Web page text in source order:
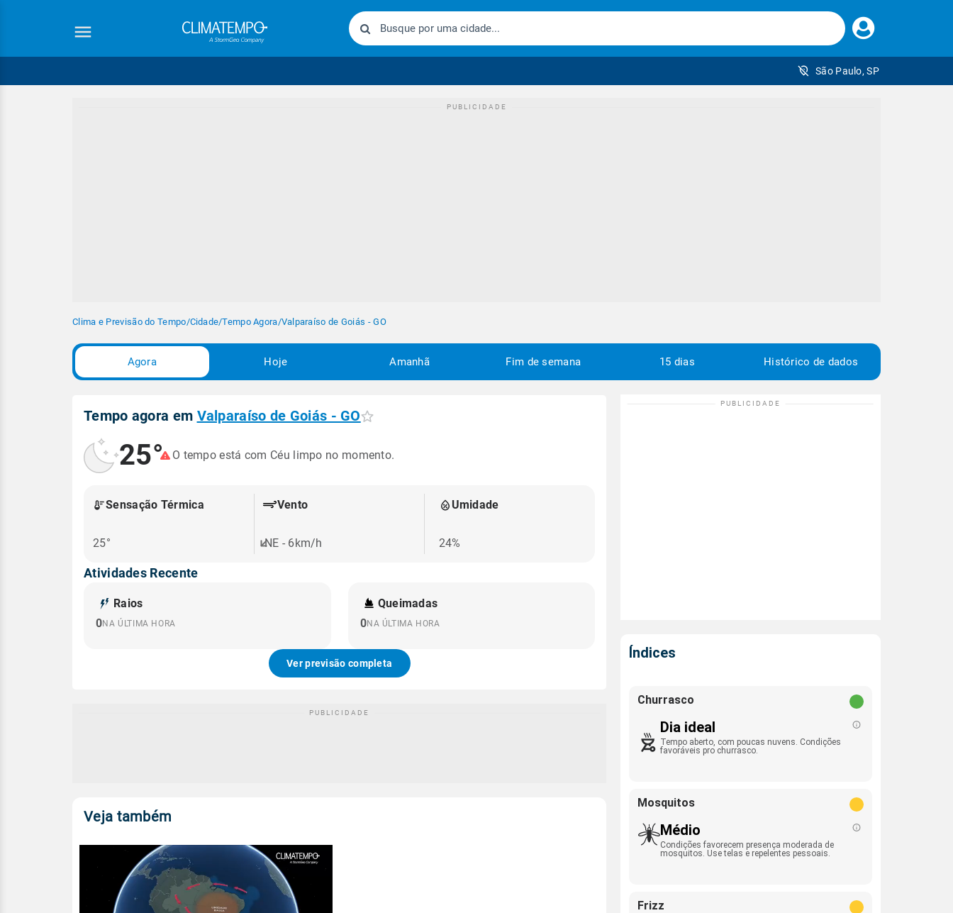
Faça
seu
São Paulo, SP
Clima e Previsão do Tempo/Cidade/Tempo Agora/Valparaíso de Goiás - GO
Agora Hoje Amanhã Fim de semana 15 dias Histórico de dados
Tempo agora em Valparaíso de Goiás - GO
25° O tempo está com Céu limpo no momento.
Sensação Térmica
25°
Vento
NE - 6km/h
Umidade
24%
Atividades Recente
Raios
0NA ÚLTIMA HORA
Queimadas
0NA ÚLTIMA HORA
Ver previsão completa
Veja também
Índices
Churrasco
Dia ideal
Tempo aberto, com poucas nuvens. Condições
favoráveis pro churrasco.
Mosquitos
Médio
Condições favorecem presença moderada de
mosquitos. Use telas e repelentes pessoais.
Frizz